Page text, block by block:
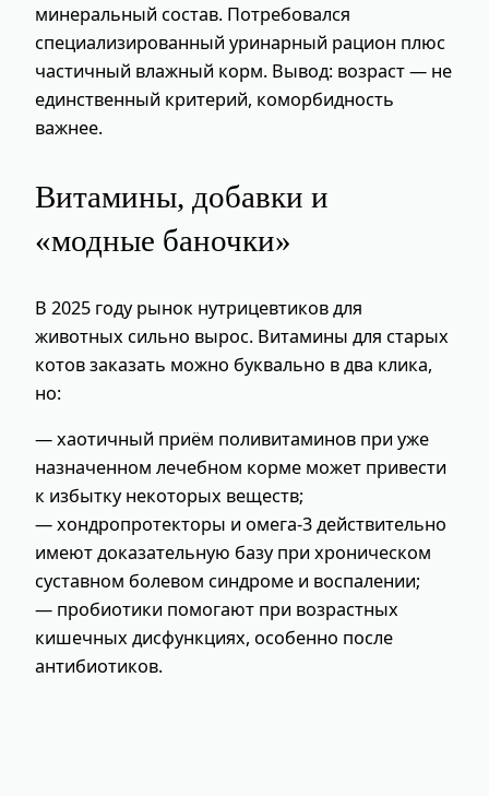
минеральный состав. Потребовался
специализированный уринарный рацион плюс
частичный влажный корм. Вывод: возраст — не
единственный критерий, коморбидность
важнее.
Витамины, добавки и
«модные баночки»
В 2025 году рынок нутрицевтиков для
животных сильно вырос. Витамины для старых
котов заказать можно буквально в два клика,
но:
— хаотичный приём поливитаминов при уже
назначенном лечебном корме может привести
к избытку некоторых веществ;
— хондропротекторы и омега‑3 действительно
имеют доказательную базу при хроническом
суставном болевом синдроме и воспалении;
— пробиотики помогают при возрастных
кишечных дисфункциях, особенно после
антибиотиков.